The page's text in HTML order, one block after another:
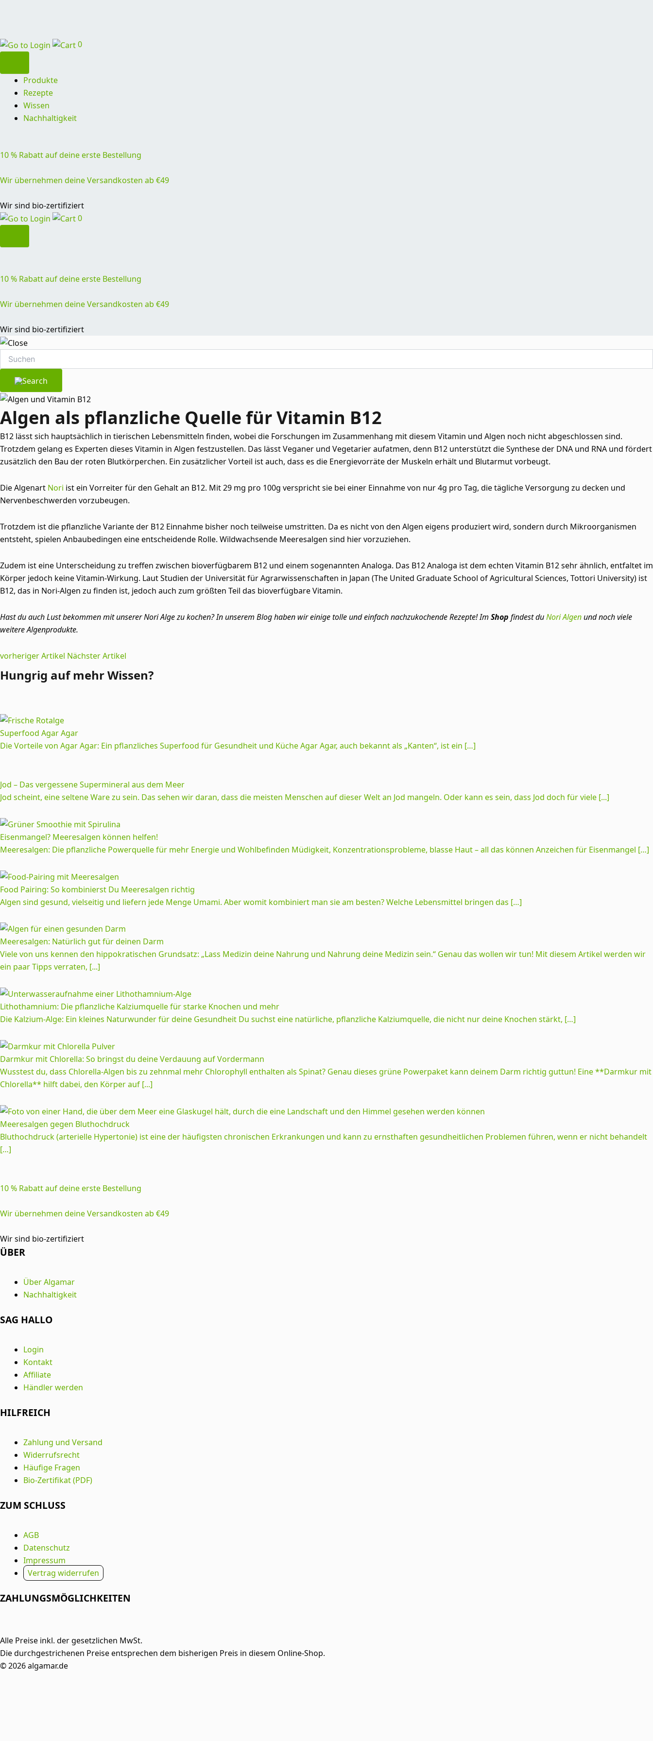
0
Produkte
Rezepte
Wissen
Nachhaltigkeit
10 % Rabatt auf deine erste Bestellung
Wir übernehmen deine Versandkosten ab €49
Wir sind bio-zertifiziert
0
10 % Rabatt auf deine erste Bestellung
Wir übernehmen deine Versandkosten ab €49
Wir sind bio-zertifiziert
Algen als pflanzliche Quelle für Vitamin B12
B12 lässt sich hauptsächlich in tierischen Lebensmitteln finden, wobei die Forschungen im Zusammenhang mit diesem Vitamin und Algen noch nicht abgeschlossen sind.
Trotzdem gelang es Experten dieses Vitamin in Algen festzustellen. Das lässt Veganer und Vegetarier aufatmen, denn B12 unterstützt die Synthese der DNA und RNA und fördert
zusätzlich den Bau der roten Blutkörperchen. Ein zusätzlicher Vorteil ist auch, dass es die Energievorräte der Muskeln erhält und Blutarmut vorbeugt.
Die Algenart Nori ist ein Vorreiter für den Gehalt an B12. Mit 29 mg pro 100g verspricht sie bei einer Einnahme von nur 4g pro Tag, die tägliche Versorgung zu decken und
Nervenbeschwerden vorzubeugen.
Trotzdem ist die pflanzliche Variante der B12 Einnahme bisher noch teilweise umstritten. Da es nicht von den Algen eigens produziert wird, sondern durch Mikroorganismen
entsteht, spielen Anbaubedingen eine entscheidende Rolle. Wildwachsende Meeresalgen sind hier vorzuziehen.
Zudem ist eine Unterscheidung zu treffen zwischen bioverfügbarem B12 und einem sogenannten Analoga. Das B12 Analoga ist dem echten Vitamin B12 sehr ähnlich, entfaltet im
Körper jedoch keine Vitamin-Wirkung. Laut Studien der Universität für Agrarwissenschaften in Japan (The United Graduate School of Agricultural Sciences, Tottori University) ist
B12, das in Nori-Algen zu finden ist, jedoch auch zum größten Teil das bioverfügbare Vitamin.
Hast du auch Lust bekommen mit unserer Nori Alge zu kochen? In unserem Blog haben wir einige tolle und einfach nachzukochende Rezepte! Im Shop findest duNori Algenund noch viele
weitere Algenprodukte.
vorheriger Artikel Nächster Artikel
Hungrig auf mehr Wissen?
Superfood Agar Agar
Die Vorteile von Agar Agar: Ein pflanzliches Superfood für Gesundheit und Küche Agar Agar, auch bekannt als „Kanten“, ist ein […]
Jod – Das vergessene Supermineral aus dem Meer
Jod scheint, eine seltene Ware zu sein. Das sehen wir daran, dass die meisten Menschen auf dieser Welt an Jod mangeln. Oder kann es sein, dass Jod doch für viele [...]
Eisenmangel? Meeresalgen können helfen!
Meeresalgen: Die pflanzliche Powerquelle für mehr Energie und Wohlbefinden Müdigkeit, Konzentrationsprobleme, blasse Haut – all das können Anzeichen für Eisenmangel […]
Food Pairing: So kombinierst Du Meeresalgen richtig
Algen sind gesund, vielseitig und liefern jede Menge Umami. Aber womit kombiniert man sie am besten? Welche Lebensmittel bringen das […]
Meeresalgen: Natürlich gut für deinen Darm
Viele von uns kennen den hippokratischen Grundsatz: „Lass Medizin deine Nahrung und Nahrung deine Medizin sein.“ Genau das wollen wir tun! Mit diesem Artikel werden wir
ein paar Tipps verraten, [...]
Lithothamnium: Die pflanzliche Kalziumquelle für starke Knochen und mehr
Die Kalzium-Alge: Ein kleines Naturwunder für deine Gesundheit Du suchst eine natürliche, pflanzliche Kalziumquelle, die nicht nur deine Knochen stärkt, […]
Darmkur mit Chlorella: So bringst du deine Verdauung auf Vordermann
Wusstest du, dass Chlorella-Algen bis zu zehnmal mehr Chlorophyll enthalten als Spinat? Genau dieses grüne Powerpaket kann deinem Darm richtig guttun! Eine **Darmkur mit
Chlorella** hilft dabei, den Körper auf [...]
Meeresalgen gegen Bluthochdruck
Bluthochdruck (arterielle Hypertonie) ist eine der häufigsten chronischen Erkrankungen und kann zu ernsthaften gesundheitlichen Problemen führen, wenn er nicht behandelt
[…]
10 % Rabatt auf deine erste Bestellung
Wir übernehmen deine Versandkosten ab €49
Wir sind bio-zertifiziert
ÜBER
Über Algamar
Nachhaltigkeit
SAG HALLO
Login
Kontakt
Affiliate
Händler werden
HILFREICH
Zahlung und Versand
Widerrufsrecht
Häufige Fragen
Bio-Zertifikat (PDF)
ZUM SCHLUSS
AGB
Datenschutz
Impressum
Vertrag widerrufen
ZAHLUNGSMÖGLICHKEITEN
Alle Preise inkl. der gesetzlichen MwSt.
Die durchgestrichenen Preise entsprechen dem bisherigen Preis in diesem Online-Shop.
© 2026 algamar.de